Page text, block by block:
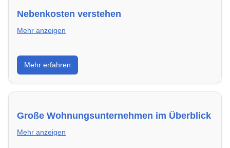
Nebenkosten verstehen
Mehr anzeigen
Erfahre, welche Nebenkosten rechtmäßig sind und
wie du deine monatliche Belastung optimieren
kannst.
Mehr erfahren
Große Wohnungsunternehmen im Überblick
Mehr anzeigen